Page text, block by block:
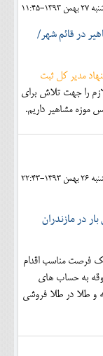
11:45
در قائم شهر/
مدیر کل ثبت
را جهت تلاش برای
22:43
در مازندران
فرصت مناسب اقدام
به حساب های
و طلا در طلا فروشی